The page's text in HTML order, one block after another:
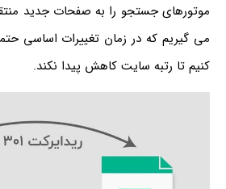
موتورهای جستجو را به صفحات جدید
کنیم تا رتبه سایت کاهش پیدا نکند.